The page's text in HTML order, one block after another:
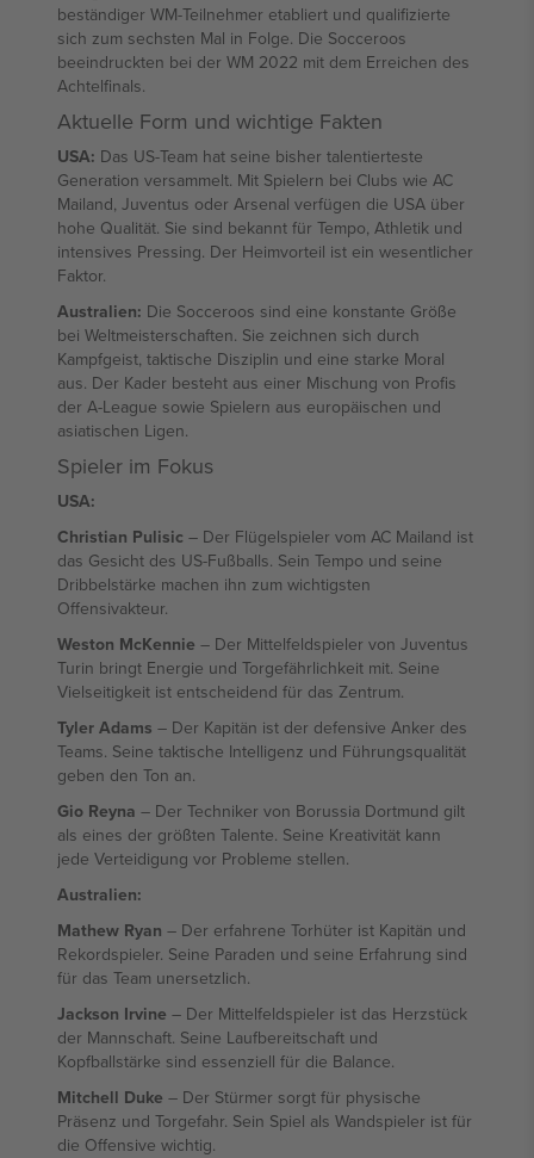
beständiger WM-Teilnehmer etabliert und qualifizierte
sich zum sechsten Mal in Folge. Die Socceroos
beeindruckten bei der WM 2022 mit dem Erreichen des
Achtelfinals.
Aktuelle Form und wichtige Fakten
USA: Das US-Team hat seine bisher talentierteste
Generation versammelt. Mit Spielern bei Clubs wie AC
Mailand, Juventus oder Arsenal verfügen die USA über
hohe Qualität. Sie sind bekannt für Tempo, Athletik und
intensives Pressing. Der Heimvorteil ist ein wesentlicher
Faktor.
Australien: Die Socceroos sind eine konstante Größe
bei Weltmeisterschaften. Sie zeichnen sich durch
Kampfgeist, taktische Disziplin und eine starke Moral
aus. Der Kader besteht aus einer Mischung von Profis
der A-League sowie Spielern aus europäischen und
asiatischen Ligen.
Spieler im Fokus
USA:
Christian Pulisic – Der Flügelspieler vom AC Mailand ist
das Gesicht des US-Fußballs. Sein Tempo und seine
Dribbelstärke machen ihn zum wichtigsten
Offensivakteur.
Weston McKennie – Der Mittelfeldspieler von Juventus
Turin bringt Energie und Torgefährlichkeit mit. Seine
Vielseitigkeit ist entscheidend für das Zentrum.
Tyler Adams – Der Kapitän ist der defensive Anker des
Teams. Seine taktische Intelligenz und Führungsqualität
geben den Ton an.
Gio Reyna – Der Techniker von Borussia Dortmund gilt
als eines der größten Talente. Seine Kreativität kann
jede Verteidigung vor Probleme stellen.
Australien:
Mathew Ryan – Der erfahrene Torhüter ist Kapitän und
Rekordspieler. Seine Paraden und seine Erfahrung sind
für das Team unersetzlich.
Jackson Irvine – Der Mittelfeldspieler ist das Herzstück
der Mannschaft. Seine Laufbereitschaft und
Kopfballstärke sind essenziell für die Balance.
Mitchell Duke – Der Stürmer sorgt für physische
Präsenz und Torgefahr. Sein Spiel als Wandspieler ist für
die Offensive wichtig.